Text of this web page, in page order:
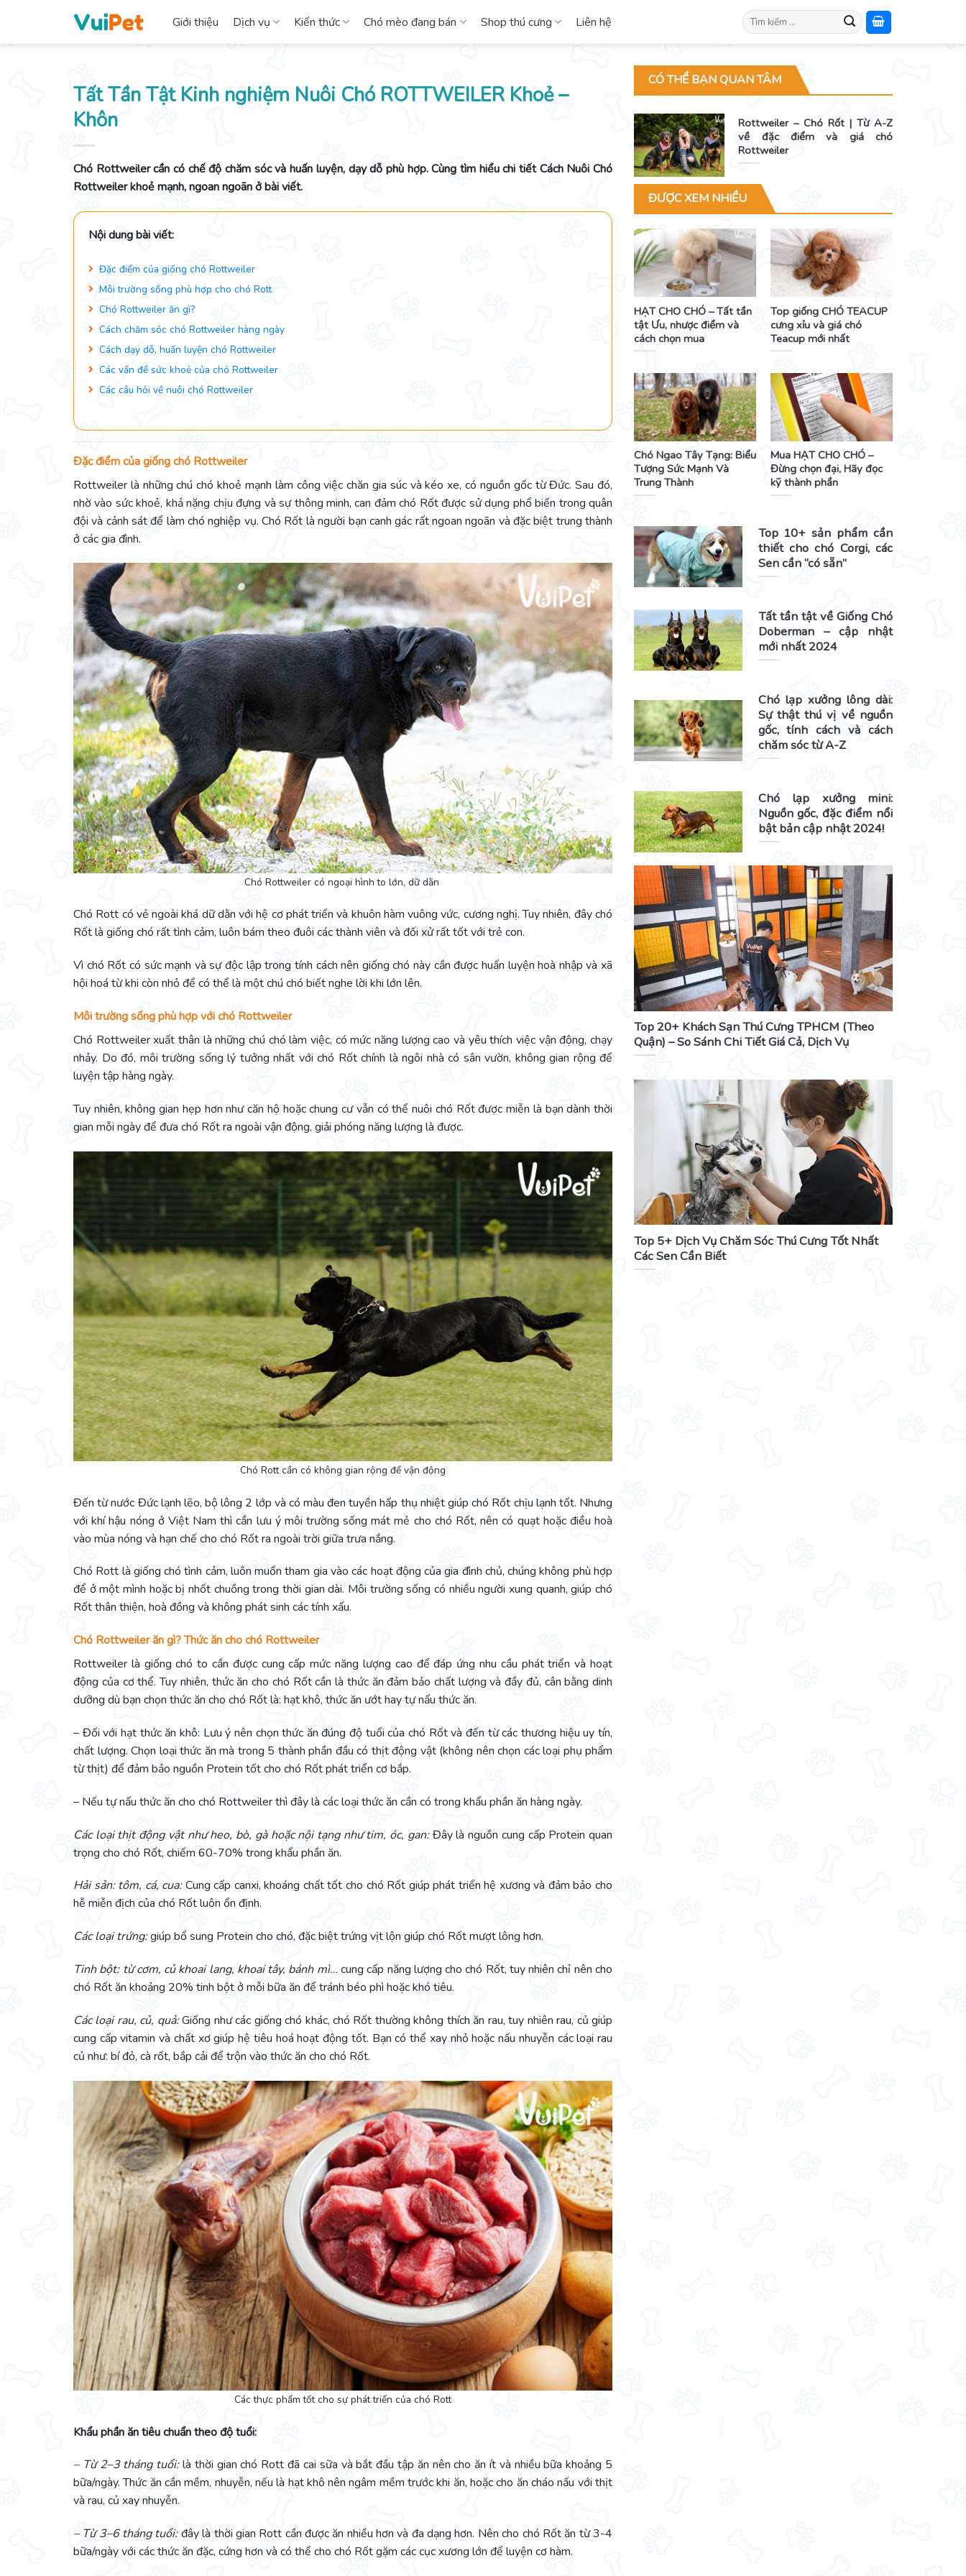
content
Giới thiệu Dịch vụ Kiến thức Chó mèo đang bán Shop thú cưng Liên hệ
Search
for:
Tất Tần Tật Kinh nghiệm Nuôi Chó ROTTWEILER Khoẻ –
Khôn
Chó Rottweiler cần có chế độ chăm sóc và huấn luyện, dạy dỗ phù hợp. Cùng tìm hiểu chi tiết Cách Nuôi Chó
Rottweiler khoẻ mạnh, ngoan ngoãn ở bài viết.
Nội dung bài viết:
Đặc điểm của giống chó Rottweiler
Môi trường sống phù hợp cho chó Rott
Chó Rottweiler ăn gì?
Cách chăm sóc chó Rottweiler hàng ngày
Cách dạy dỗ, huấn luyện chó Rottweiler
Các vấn đề sức khoẻ của chó Rottweiler
Các câu hỏi về nuôi chó Rottweiler
Đặc điểm của giống chó Rottweiler
Rottweiler là những chú chó khoẻ mạnh làm công việc chăn gia súc và kéo xe, có nguồn gốc từ Đức. Sau đó,
nhờ vào sức khoẻ, khả nặng chịu đựng và sự thông minh, can đảm chó Rốt được sử dụng phổ biến trong quân
đội và cảnh sát để làm chó nghiệp vụ. Chó Rốt là người bạn canh gác rất ngoan ngoãn và đặc biệt trung thành
ở các gia đình.
Chó Rottweiler có ngoại hình to lớn, dữ dằn
Chó Rott có vẻ ngoài khá dữ dằn với hệ cơ phát triển và khuôn hàm vuông vức, cương nghị. Tuy nhiên, đây chó
Rốt là giống chó rất tình cảm, luôn bám theo đuôi các thành viên và đối xử rất tốt với trẻ con.
Vì chó Rốt có sức mạnh và sự độc lập trong tính cách nên giống chó này cần được huấn luyện hoà nhập và xã
hội hoá từ khi còn nhỏ để có thể là một chú chó biết nghe lời khi lớn lên.
Môi trường sống phù hợp với chó Rottweiler
Chó Rottweiler xuất thân là những chú chó làm việc, có mức năng lượng cao và yêu thích việc vận động, chạy
nhảy. Do đó, môi trường sống lý tưởng nhất với chó Rốt chính là ngôi nhà có sân vườn, không gian rộng để
luyện tập hàng ngày.
Tuy nhiên, không gian hẹp hơn như căn hộ hoặc chung cư vẫn có thể nuôi chó Rốt được miễn là bạn dành thời
gian mỗi ngày để đưa chó Rốt ra ngoài vận động, giải phóng năng lượng là được.
Chó Rott cần có không gian rộng để vận động
Đến từ nước Đức lạnh lẽo, bộ lông 2 lớp và có màu đen tuyền hấp thụ nhiệt giúp chó Rốt chịu lạnh tốt. Nhưng
với khí hậu nóng ở Việt Nam thì cần lưu ý môi trường sống mát mẻ cho chó Rốt, nên có quạt hoặc điều hoà
vào mùa nóng và hạn chế cho chó Rốt ra ngoài trời giữa trưa nắng.
Chó Rott là giống chó tình cảm, luôn muốn tham gia vào các hoạt động của gia đình chủ, chúng không phù hợp
để ở một mình hoặc bị nhốt chuồng trong thời gian dài. Môi trường sống có nhiều người xung quanh, giúp chó
Rốt thân thiện, hoà đồng và không phát sinh các tính xấu.
Chó Rottweiler ăn gì? Thức ăn cho chó Rottweiler
Rottweiler là giống chó to cần được cung cấp mức năng lượng cao để đáp ứng nhu cầu phát triển và hoạt
động của cơ thể. Tuy nhiên, thức ăn cho chó Rốt cần là thức ăn đảm bảo chất lượng và đầy đủ, cân bằng dinh
dưỡng dù bạn chọn thức ăn cho chó Rốt là: hạt khô, thức ăn ướt hay tự nấu thức ăn.
– Đối với hạt thức ăn khô: Lưu ý nên chọn thức ăn đúng độ tuổi của chó Rốt và đến từ các thương hiệu uy tín,
chất lượng. Chọn loại thức ăn mà trong 5 thành phần đầu có thịt động vật (không nên chọn các loại phụ phẩm
từ thịt) để đảm bảo nguồn Protein tốt cho chó Rốt phát triển cơ bắp.
– Nếu tự nấu thức ăn cho chó Rottweiler thì đây là các loại thức ăn cần có trong khẩu phần ăn hàng ngày.
Các loại thịt động vật như heo, bò, gà hoặc nội tạng như tim, óc, gan:Đây là nguồn cung cấp Protein quan
trọng cho chó Rốt, chiếm 60-70% trong khẩu phần ăn.
Hải sản: tôm, cá, cua:Cung cấp canxi, khoáng chất tốt cho chó Rốt giúp phát triển hệ xương và đảm bảo cho
hễ miễn địch của chó Rốt luôn ổn định.
Các loại trứng:giúp bổ sung Protein cho chó, đặc biệt trứng vịt lộn giúp chó Rốt mượt lông hơn.
Tinh bột: từ cơm, củ khoai lang, khoai tây, bánh mì…cung cấp năng lượng cho chó Rốt, tuy nhiên chỉ nên cho
chó Rốt ăn khoảng 20% tinh bột ở mỗi bữa ăn để tránh béo phì hoặc khó tiêu.
Các loại rau, củ, quả:Giống như các giống chó khác, chó Rốt thường không thích ăn rau, tuy nhiên rau, củ giúp
cung cấp vitamin và chất xơ giúp hệ tiêu hoá hoạt động tốt. Bạn có thể xay nhỏ hoặc nấu nhuyễn các loại rau
củ như: bí đỏ, cà rốt, bắp cải để trộn vào thức ăn cho chó Rốt.
Các thực phẩm tốt cho sự phát triển của chó Rott
Khẩu phần ăn tiêu chuẩn theo độ tuổi:
– Từ 2–3 tháng tuổi:là thời gian chó Rott đã cai sữa và bắt đầu tập ăn nên cho ăn ít và nhiều bữa khoảng 5
bữa/ngày. Thức ăn cần mềm, nhuyễn, nếu là hạt khô nên ngâm mềm trước khi ăn, hoặc cho ăn cháo nấu với thịt
và rau, củ xay nhuyễn.
– Từ 3–6 tháng tuổi:đây là thời gian Rott cần được ăn nhiều hơn và đa dạng hơn. Nên cho chó Rốt ăn từ 3-4
bữa/ngày với các thức ăn đặc, cứng hơn và có thể cho chó Rốt gặm các cục xương lớn để luyện cơ hàm.
CÓ THỂ BẠN QUAN TÂM
Rottweiler – Chó Rốt | Từ A-Z
về đặc điểm và giá chó
Rottweiler
ĐƯỢC XEM NHIỀU
HẠT CHO CHÓ – Tất tần
tật Ưu, nhược điểm và
cách chọn mua
Top giống CHÓ TEACUP
cưng xỉu và giá chó
Teacup mới nhất
Chó Ngao Tây Tạng: Biểu
Tượng Sức Mạnh Và
Trung Thành
Mua HẠT CHO CHÓ –
Đừng chọn đại, Hãy đọc
kỹ thành phần
Top 10+ sản phẩm cần
thiết cho chó Corgi, các
Sen cần “có sẵn”
Tất tần tật về Giống Chó
Doberman – cập nhật
mới nhất 2024
Chó lạp xưởng lông dài:
Sự thật thú vị về nguồn
gốc, tính cách và cách
chăm sóc từ A-Z
Chó lạp xưởng mini:
Nguồn gốc, đặc điểm nổi
bật bản cập nhật 2024!
Top 20+ Khách Sạn Thú Cưng TPHCM (Theo
Quận) – So Sánh Chi Tiết Giá Cả, Dịch Vụ
Top 5+ Dịch Vụ Chăm Sóc Thú Cưng Tốt Nhất
Các Sen Cần Biết